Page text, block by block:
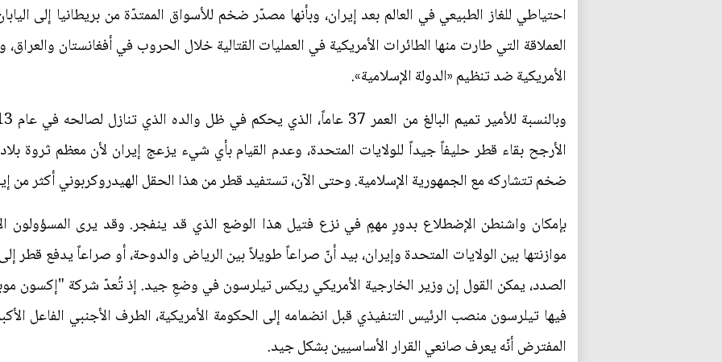
احتياطي للغاز الطبيعي في العالم بعد إيران، وبأنها مصدّر ضخم للأسواق الممتدّة من بريطانيا إلى
العملاقة التي طارت منها الطائرات الأمريكية في العمليات القتالية خلال الحروب في أفغانستان
الأمريكية ضد تنظيم «الدولة الإسلامية».
الأرجح بقاء قطر حليفاً جيداً للولايات المتحدة، وعدم القيام بأي شيء يزعج إيران لأن معظم ثروة
ضخم تتشاركه مع الجمهورية الإسلامية. وحتى الآن، تستفيد قطر من هذا الحقل الهيدروكربوني أكثر من
بإمكان واشنطن الإضطلاع بدورٍ مهمٍ في نزع فتيل هذا الوضع الذي قد ينفجر. وقد يرى المسؤولون
موازنتها بين الولايات المتحدة وإيران، بيد أنّ صراعاً طويلاً بين الرياض والدوحة، أو صراعاً يدفع
فيها تيلرسون منصب الرئيس التنفيذي قبل انضمامه إلى الحكومة الأمريكية، الطرف الأجنبي الفاعل
المفترض أنّه يعرف صانعي القرار الأساسيين بشكل جيد.